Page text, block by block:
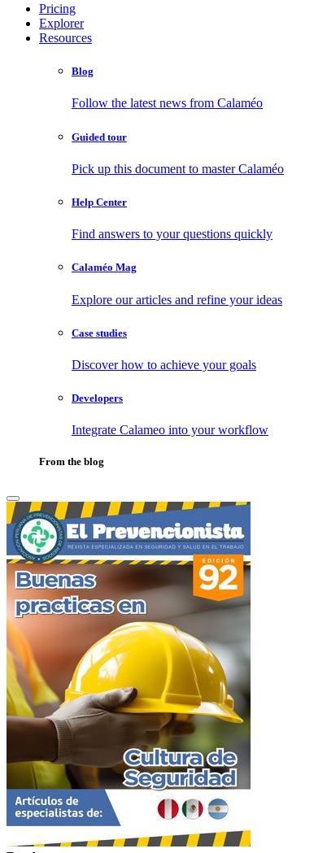
Pricing
Explorer
Resources
Blog
Follow the latest news from Calaméo
Guided tour
Pick up this document to master Calaméo
Help Center
Find answers to your questions quickly
Calaméo Mag
Explore our articles and refine your ideas
Case studies
Discover how to achieve your goals
Developers
Integrate Calameo into your workflow
From the blog